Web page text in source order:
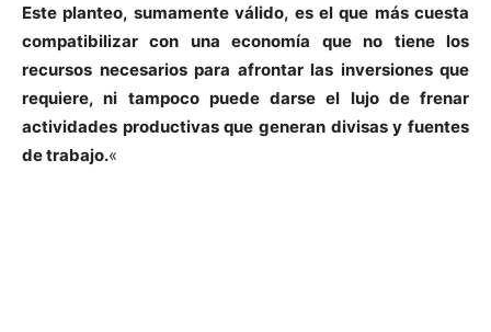
Este planteo, sumamente válido, es el que más cuesta
compatibilizar con una economía que no tiene los
recursos necesarios para afrontar las inversiones que
requiere, ni tampoco puede darse el lujo de frenar
actividades productivas que generan divisas y fuentes
de trabajo.«